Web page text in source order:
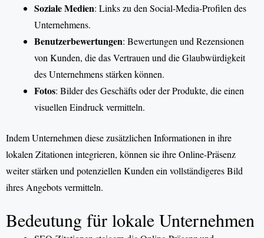
Soziale Medien: Links zu den Social-Media-Profilen des
Unternehmens.
Benutzerbewertungen: Bewertungen und Rezensionen
von Kunden, die das Vertrauen und die Glaubwürdigkeit
des Unternehmens stärken können.
Fotos: Bilder des Geschäfts oder der Produkte, die einen
visuellen Eindruck vermitteln.
Indem Unternehmen diese zusätzlichen Informationen in ihre
lokalen Zitationen integrieren, können sie ihre Online-Präsenz
weiter stärken und potenziellen Kunden ein vollständigeres Bild
ihres Angebots vermitteln.
Bedeutung für lokale Unternehmen